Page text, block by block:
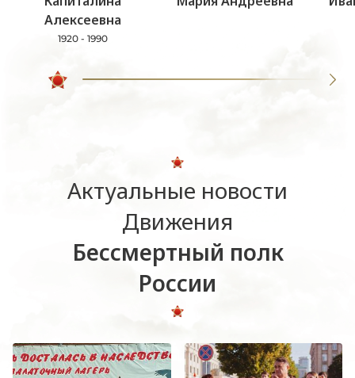
Алексеевна
1920 - 1990
Актуальные новости
Движения
Бессмертный полк
России